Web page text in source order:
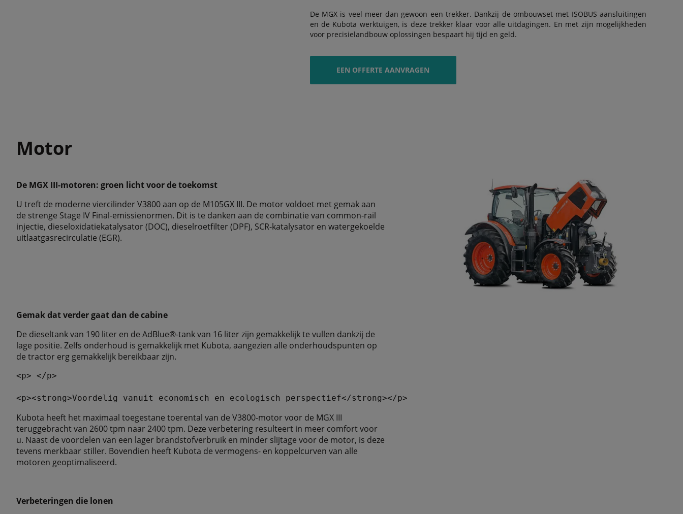
De MGX is veel meer dan gewoon een trekker. Dankzij de ombouwset met ISOBUS aansluitingen
en de Kubota werktuigen, is deze trekker klaar voor alle uitdagingen. En met zijn mogelijkheden
voor precisielandbouw oplossingen bespaart hij tijd en geld.
EEN OFFERTE AANVRAGEN
Motor
De MGX III-motoren: groen licht voor de toekomst
U treft de moderne viercilinder V3800 aan op de M105GX III. De motor voldoet met gemak aan
de strenge Stage IV Final-emissienormen. Dit is te danken aan de combinatie van common-rail
injectie, dieseloxidatiekatalysator (DOC), dieselroetfilter (DPF), SCR-katalysator en watergekoelde
uitlaatgasrecirculatie (EGR).
Gemak dat verder gaat dan de cabine
De dieseltank van 190 liter en de AdBlue®-tank van 16 liter zijn gemakkelijk te vullen dankzij de
lage positie. Zelfs onderhoud is gemakkelijk met Kubota, aangezien alle onderhoudspunten op
de tractor erg gemakkelijk bereikbaar zijn.
<p> </p>
Kubota heeft het maximaal toegestane toerental van de V3800-motor voor de MGX III
teruggebracht van 2600 tpm naar 2400 tpm. Deze verbetering resulteert in meer comfort voor
u. Naast de voordelen van een lager brandstofverbruik en minder slijtage voor de motor, is deze
tevens merkbaar stiller. Bovendien heeft Kubota de vermogens- en koppelcurven van alle
motoren geoptimaliseerd.
Verbeteringen die lonen